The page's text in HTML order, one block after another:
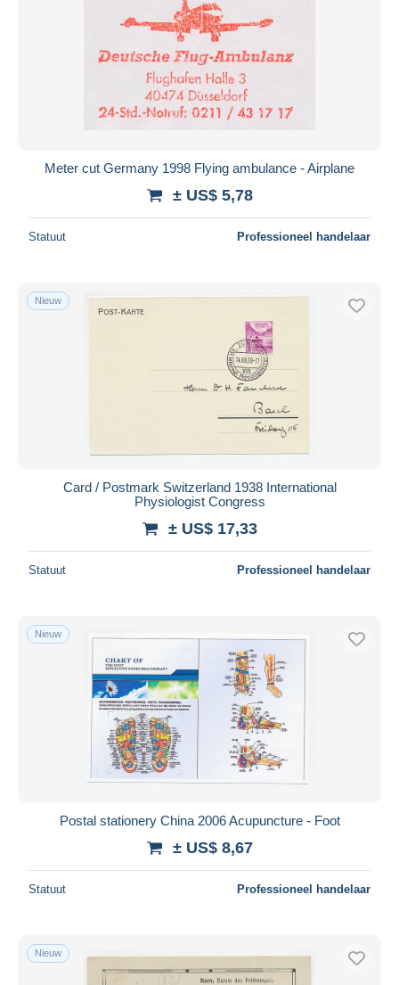
Meter cut Germany 1998 Flying ambulance - Airplane
± US$ 5,78
Statuut Professioneel handelaar
Nieuw
Card / Postmark Switzerland 1938 International
Physiologist Congress
± US$ 17,33
Statuut Professioneel handelaar
Nieuw
Postal stationery China 2006 Acupuncture - Foot
± US$ 8,67
Statuut Professioneel handelaar
Nieuw